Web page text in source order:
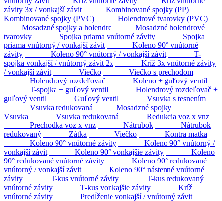
závity 3x / vonkajší závit
Kombinované spojky (PP)
Kombinované spojky (PVC)
Holendrové tvarovky (PVC)
Mosadzné spojky a holendre
Mosadzné holendrové
tvarovky
Spojka priama vnútorné závity
Spojka
priama vnútorný / vonkajší závit
Koleno 90° vnútorné
závity
Koleno 90° vnútorný / vonkajší závit
T-
spojka vonkajší / vnútorný závit 2x
Kríž 3x vnútorné závity
/ vonkajší závit
Viečko
Viečko s prechodom
Holendrový rozdeľovač
Koleno + guľový ventil
T-spojka + guľový ventil
Holendrový rozdeľovač +
guľový ventil
Guľový ventil
Vsuvka s tesnením
Vsuvka redukovaná
Mosadzné spojky
Vsuvka
Vsuvka redukovaná
Redukcia voz x vnz
Prechodka voz x vnz
Nátrubok
Nátrubok
redukovaný
Zátka Viečko
Kontra matka
Koleno 90° vnútorné závity
Koleno 90° vnútorný /
vonkajší závit
Koleno 90° vonkajšie závity
Koleno
90° redukované vnútorné závity
Koleno 90° redukované
vnútorný / vonkajší závit
Koleno 90° nástenné vnútorné
závity
T-kus vnútorné závity
T-kus redukovaný
vnútorné závity
T-kus vonkajšie závity
Kríž
vnútorné závity
Predĺženie vonkajší / vnútorný závit